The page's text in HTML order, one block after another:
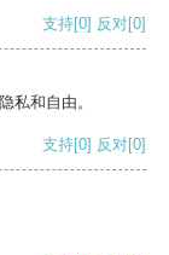
支持[0] 反对[0]
私和自由。
支持[0] 反对[0]